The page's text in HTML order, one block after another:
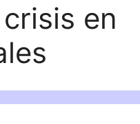
en